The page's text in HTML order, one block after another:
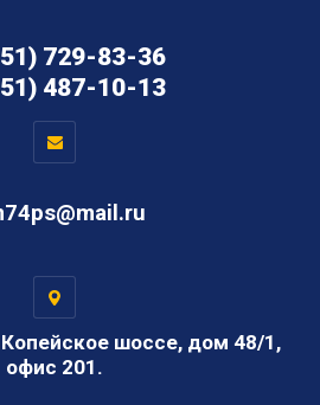
729-83-36
487-10-13
Копейское шоссе, дом 48/1,
офис 201.